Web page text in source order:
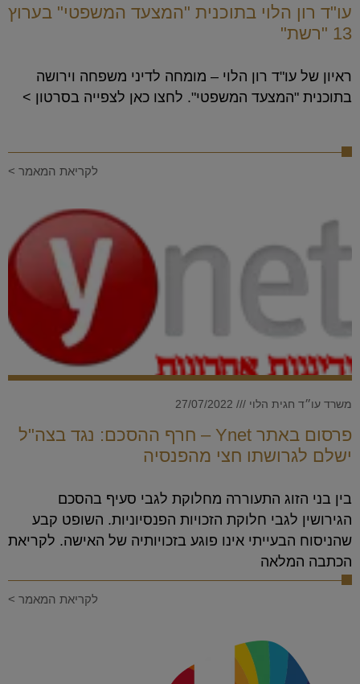
עו"ד רון הלוי בתוכנית "המצעד המשפטי" בערוץ
13 "רשת"
ראיון של עו"ד רון הלוי – מומחה לדיני משפחה וירושה
בתוכנית "המצעד המשפטי". לחצו כאן לצפייה בסרטון >
לקריאת המאמר >
פרסום באתר Ynet – חרף ההסכם: נגד בצה"ל
ישלם לגרושתו חצי מהפנסיה
משרד עו״ד חגית הלוי
בין בני הזוג התעוררה מחלוקת לגבי סעיף בהסכם
הגירושין לגבי חלוקת הזכויות הפנסיוניות. השופט קבע
שהניסוח הבעייתי אינו פוגע בזכויותיה של האישה. לקריאת
הכתבה המלאה
לקריאת המאמר >